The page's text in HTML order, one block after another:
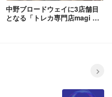
中野ブロードウェイに3店舗目
となる「トレカ専門店magi 中